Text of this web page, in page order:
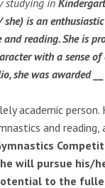
studying in
she) is an
reading. She is
with a sense of
she was awarded
academic
and reading,
will pursue his/
to the